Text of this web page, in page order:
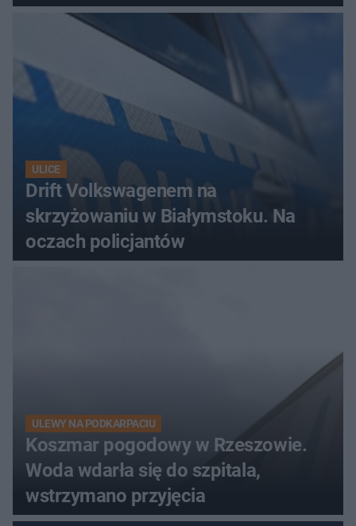
ULICE
Drift Volkswagenem na
skrzyżowaniu w Białymstoku. Na
oczach policjantów
ULEWY NA PODKARPACIU
Koszmar pogodowy w Rzeszowie.
Woda wdarła się do szpitala,
wstrzymano przyjęcia